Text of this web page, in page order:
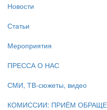
Новости
Статьи
Мероприятия
ПРЕССА О НАС
СМИ, ТВ-сюжеты, видео
КОМИССИИ: ПРИЁМ